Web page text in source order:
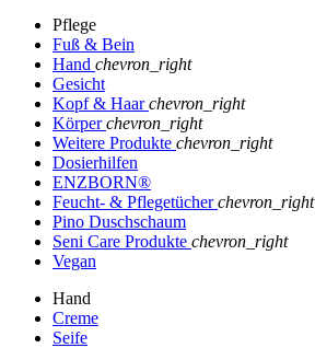
Pflege
Fuß & Bein
Hand chevron_right
Gesicht
Kopf & Haarchevron_right
Körperchevron_right
Weitere Produkte chevron_right
Dosierhilfen
ENZBORN®
Feucht- & Pflegetücherchevron_right
Pino Duschschaum
Seni Care Produkte chevron_right
Vegan
Hand
Creme
Seife